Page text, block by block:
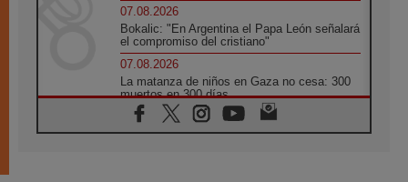
07.08.2026
Bokalic: "En Argentina el Papa León señalará
el compromiso del cristiano"
07.08.2026
La matanza de niños en Gaza no cesa: 300
muertos en 300 días
07.08.2026
Tagle: La guerra desfigura el mundo, solo la